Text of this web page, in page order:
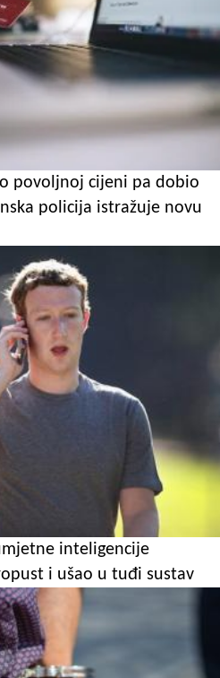
povoljnoj cijeni pa dobio
policija istražuje novu
inteligencije
i ušao u tuđi sustav